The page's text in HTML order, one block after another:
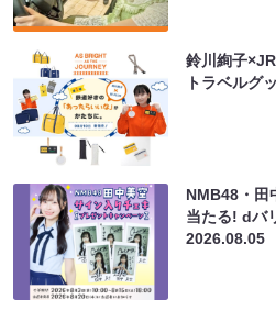
鈴川絢子
トラベルグ
NMB48・田
当たる! dバ
2026.08.05